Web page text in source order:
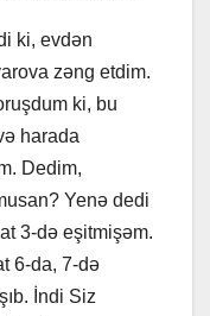
ki, evdən
zəng etdim.
ki, bu
harada
Dedim,
Yenə dedi
3-də eşitmişəm.
6-da, 7-də
İndi Siz